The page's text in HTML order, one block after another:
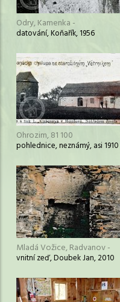
Odry, Kamenka -
datování, Koňařík, 1956
Ohrozim, 81 100
pohlednice, neznámý, asi 1910
Mladá Vožice, Radvanov -
vnitní zeď, Doubek Jan, 2010